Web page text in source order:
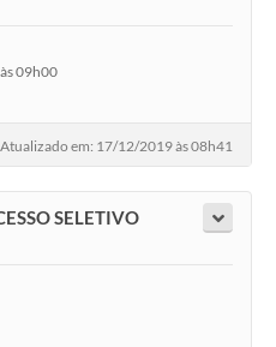
09h00
Atualizado em: 17/12/2019 às 08h41
SELETIVO